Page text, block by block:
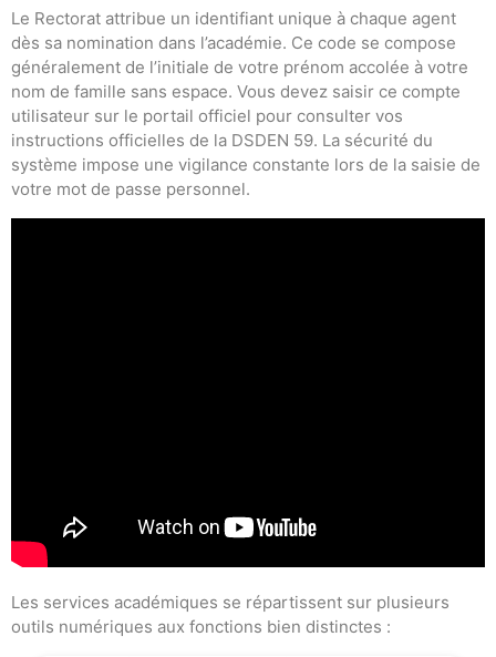
Le Rectorat attribue un identifiant unique à chaque agent
dès sa nomination dans l’académie. Ce code se compose
généralement de l’initiale de votre prénom accolée à votre
nom de famille sans espace. Vous devez saisir ce compte
utilisateur sur le portail officiel pour consulter vos
instructions officielles de la DSDEN 59. La sécurité du
système impose une vigilance constante lors de la saisie de
votre mot de passe personnel.
Les services académiques se répartissent sur plusieurs
outils numériques aux fonctions bien distinctes :